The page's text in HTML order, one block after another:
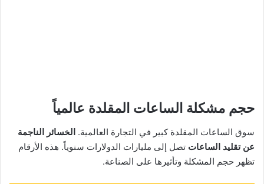
حجم مشكلة الساعات المقلدة عالمياً
سوق الساعات المقلدة كبير في التجارة العالمية. الخسائر الناجمة
عن تقليد الساعات تصل إلى مليارات الدولارات سنوياً. هذه الأرقام
تظهر حجم المشكلة وتأثيرها على الصناعة.